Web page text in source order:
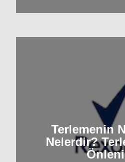
Terlemenin
Nelerdir?